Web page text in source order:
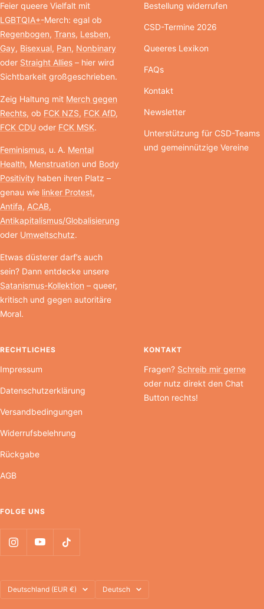
Feier queere Vielfalt mit
LGBTQIA+-Merch: egal ob
Regenbogen, Trans, Lesben,
Gay, Bisexual, Pan, Nonbinary
oder Straight Allies – hier wird
Sichtbarkeit großgeschrieben.
Zeig Haltung mit Merch gegen
Rechts, ob FCK NZS, FCK AfD,
FCK CDU oder FCK MSK.
Feminismus, u. A. Mental
Health, Menstruation und Body
Positivity haben ihren Platz –
genau wie linker Protest,
Antifa, ACAB,
Antikapitalismus/Globalisierung
oder Umweltschutz.
Etwas düsterer darf’s auch
sein? Dann entdecke unsere
Satanismus-Kollektion – queer,
kritisch und gegen autoritäre
Moral.
Bestellung widerrufen
CSD-Termine 2026
Queeres Lexikon
FAQs
Kontakt
Newsletter
Unterstützung für CSD-Teams
und gemeinnützige Vereine
RECHTLICHES
Impressum
Datenschutzerklärung
Versandbedingungen
Widerrufsbelehrung
Rückgabe
AGB
KONTAKT
Fragen? Schreib mir gerne
oder nutz direkt den Chat
Button rechts!
FOLGE UNS
Land/Region
Deutschland (EUR €) Sprache
Deutsch